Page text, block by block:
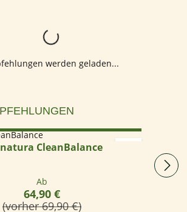
Lädt...
werden geladen...
Optionen wählen
CleanBalance
Regulärer Preis:
Ab
64,90 €
(vorher 69,90 €)